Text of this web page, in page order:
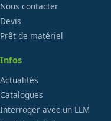
Nous contacter
Devis
Prêt de matériel
Infos
Actualités
Catalogues
Interroger avec un LLM